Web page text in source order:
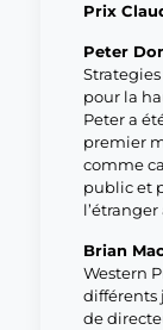
Prix
Peter
pour la
Peter a
premier
comme
public et
Brian
Western
différents
de